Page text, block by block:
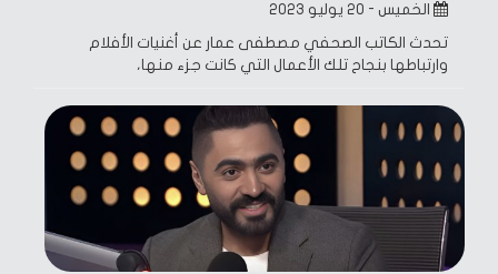
الخميس - ٢٠ يوليو ٢٠٢٣
تحدث الكاتب الصحفي مصطفى عمار عن أغنيات الأفلام
وارتباطها بنجاح تلك الأعمال التي كانت جزء منها،